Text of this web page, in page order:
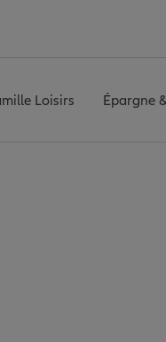
Loisirs Épargne